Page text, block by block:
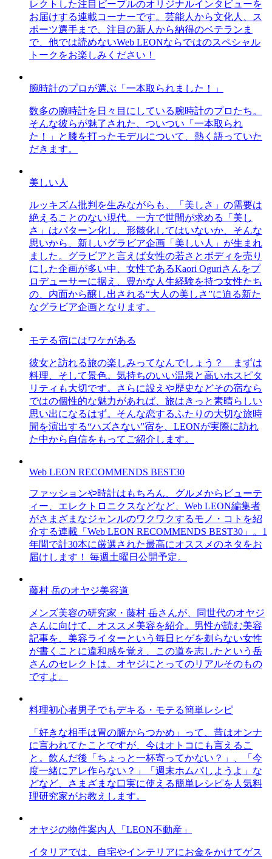
レクトした注目ピープルのオリジナルインタビューを
お届けする連載コーナーです。芸能人から文化人、ス
ポーツ選手まで、注目の新人から納得のベテランま
で、他では読めないWeb LEONならではのスペシャル
トークをお楽しみください！
腕時計のプロが選ぶ「一本取られました！」
数多の腕時計を日々目にしている腕時計のプロたち。
そんな彼らが魅了された、ついつい「一本取られ
た！」と膝を打ったモデルについて、熱く語っていた
だきます。
美しい人
ルッキズム批判を生みながらも、「美しさ」の需要は
絶えることのない現代。一方で世間が求める「美し
さ」はパターン化し、形骸化してはいないか、そんな
思いから、新しいグラビア企画「美しい人」が生まれ
ました。グラビアと言えば女性の若さとボディを売り
にした企画が多い中、女性であるKaori Oguriさんをプ
ロデューサーに据え、豊かな人生経験を持つ女性たち
の、内面から醸し出される“大人の美しさ”に迫る新た
なグラビア企画となります。
モテる宿にはワケがある
彼女と訪れる旅の楽しみってなんでしょう？ まずは
料理、そして景色。気持ちのいい温泉と高いホスピタ
リティも大切です。さらに設えや歴史などその宿なら
ではの個性的な魅力があれば、旅はきっと素晴らしい
思い出になるはず。そんな恋するふたりの大切な旅時
間を演出する“ハズさない”宿を、LEONが実際に訪れ
た中から自信をもってご紹介します。
Web LEON RECOMMENDS BEST30
ファッションや時計はもちろん、グルメからビューテ
ィー、エレクトロニクスなどなど、Web LEON編集者
がさまざまなジャンルのワクワクするモノ・コトを紹
介する連載「Web LEON RECOMMENDS BEST30」。1
年間で計30本に厳選された最高にオススメのネタをお
届けします！ 毎週土曜日公開予定。
藤村 岳のオヤジ美容道
メンズ美容の研究家・藤村 岳さんが、同世代のオヤジ
さんに向けて、オススメ美容を紹介。男性が読む美容
記事を、美容ライターという毎日ヒゲを剃らない女性
が書くことに違和感を覚え、この道を志したという岳
さんのセレクトは、オヤジにとってのリアルそのもの
ですよ。
料理初心者男子でもデキる・モテる簡単レシピ
「好きな相手は胃の腑からつかめ」って、昔はオンナ
に言われてたことですが、今はオトコにも言えるこ
と。飲んだ後「ちょっと一杯寄ってかない？」、「今
度一緒にアレ作らない？」「週末ホムパしようよ」な
どなど、さまざまな口実に使える簡単レシピを人気料
理研究家がお教えします。
オヤジの物件案内人「LEON不動産」
イタリアでは、自宅やインテリアにお金をかけてゲス